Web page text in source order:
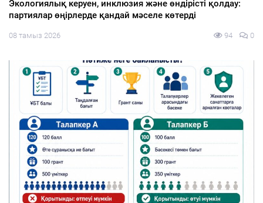
Туризм және спорт министрі «Болашақ ойындары 2026»
аясындағы фиджитал-футбол жарысына қатысты
08 тамыз 2026 90 0